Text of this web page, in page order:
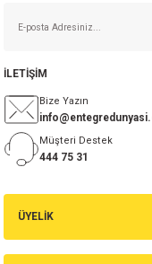
ÜYELİK
İLETİŞİM
Bize Yazın
Müşteri Destek
444 75 31